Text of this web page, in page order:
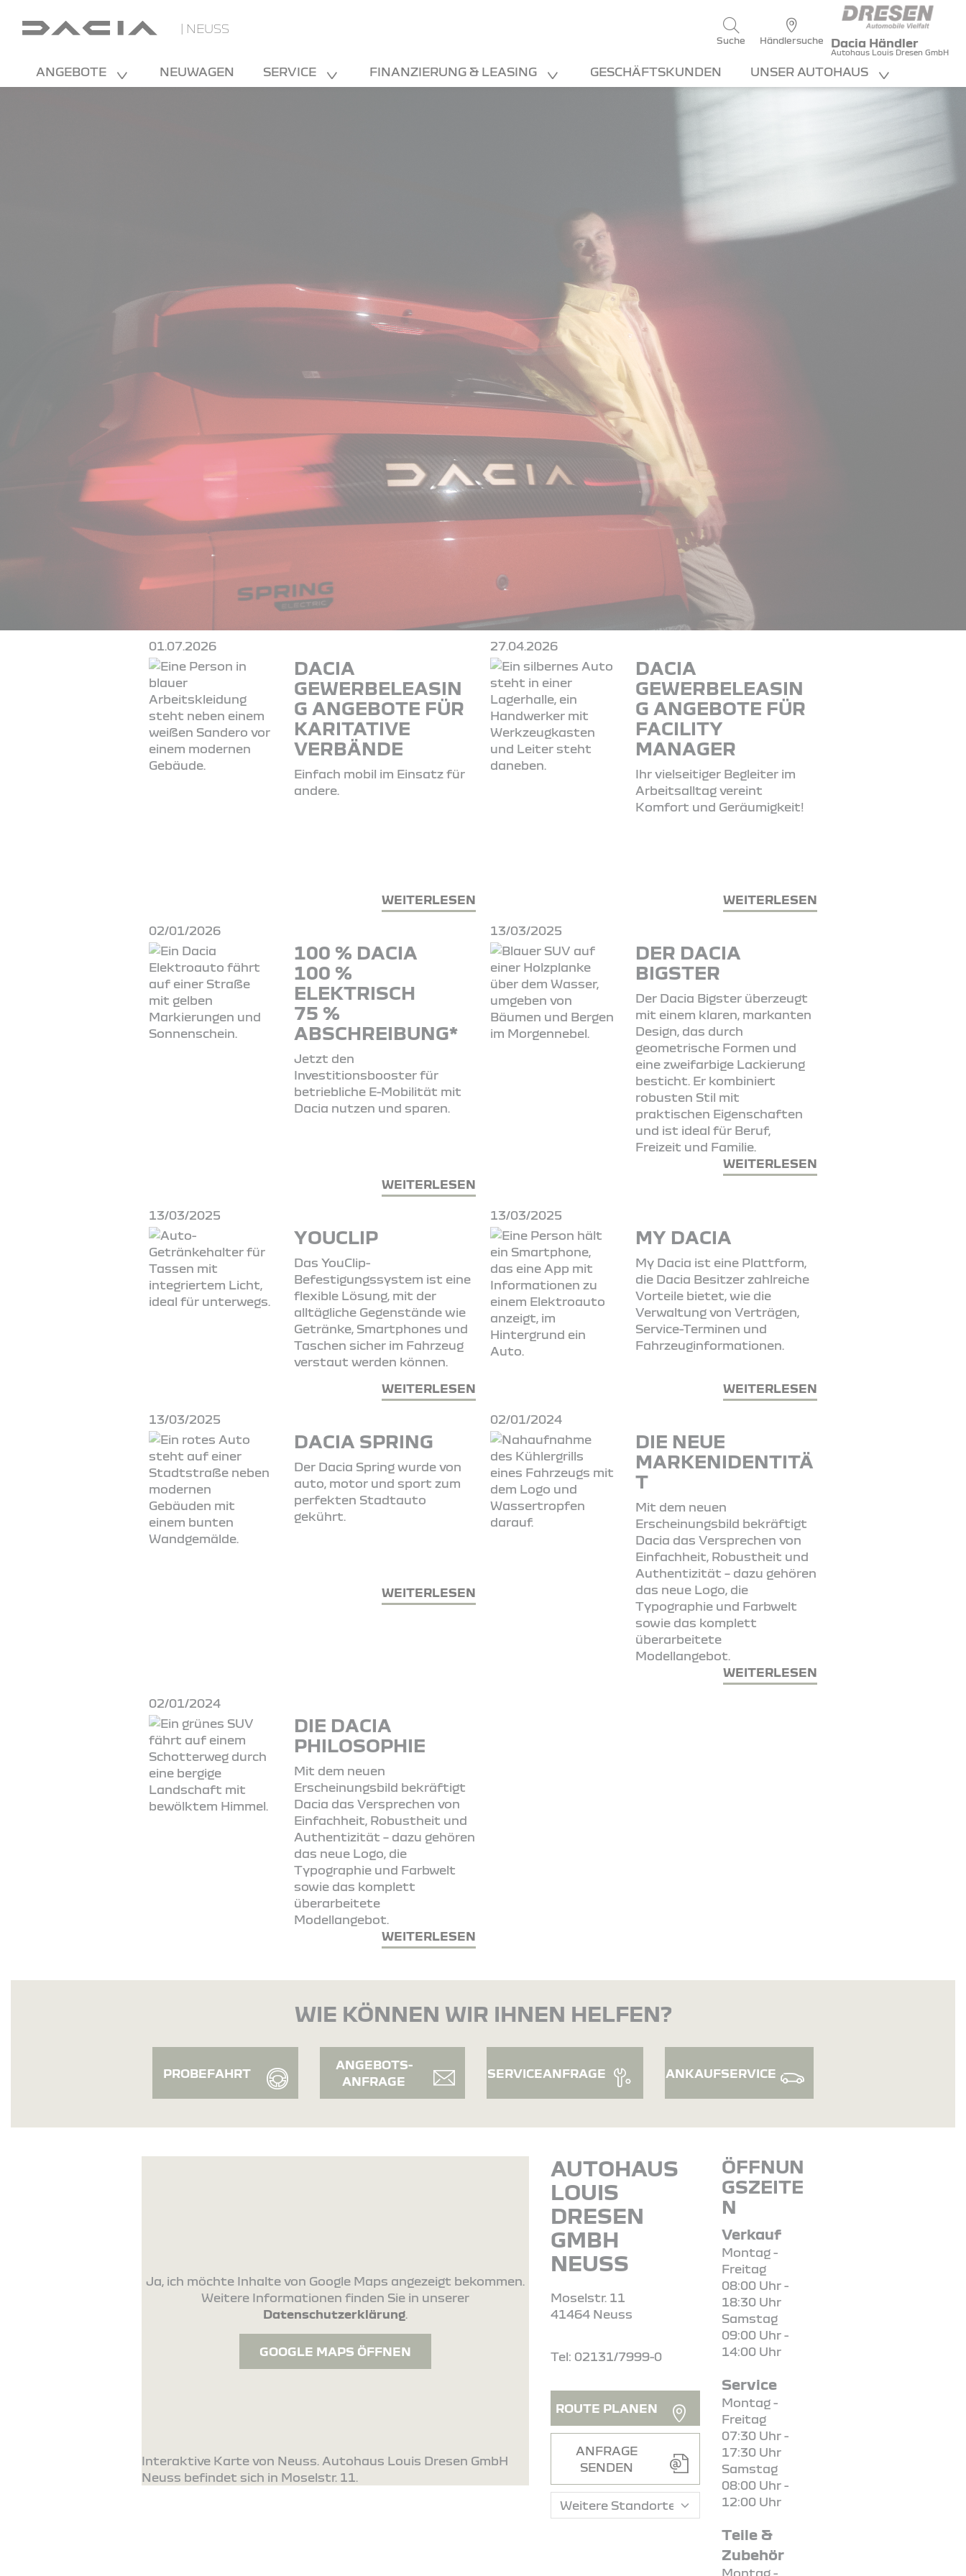
| NEUSS
Suche Händlersuche Dacia Händler
Autohaus Louis Dresen GmbH
ANGEBOTE NEUWAGEN SERVICE FINANZIERUNG & LEASING GESCHÄFTSKUNDEN UNSER AUTOHAUS
01.07.2026
DACIA
GEWERBELEASIN
G ANGEBOTE FÜR
KARITATIVE
VERBÄNDE
Einfach mobil im Einsatz für
andere.
WEITERLESEN
27.04.2026
DACIA
GEWERBELEASIN
G ANGEBOTE FÜR
FACILITY
MANAGER
Ihr vielseitiger Begleiter im
Arbeitsalltag vereint
Komfort und Geräumigkeit!
WEITERLESEN
02/01/2026
100 % DACIA
100 %
ELEKTRISCH
75 %
ABSCHREIBUNG*
Jetzt den
Investitionsbooster für
betriebliche E-Mobilität mit
Dacia nutzen und sparen.
WEITERLESEN
13/03/2025
DER DACIA
BIGSTER
Der Dacia Bigster überzeugt
mit einem klaren, markanten
Design, das durch
geometrische Formen und
eine zweifarbige Lackierung
besticht. Er kombiniert
robusten Stil mit
praktischen Eigenschaften
und ist ideal für Beruf,
Freizeit und Familie.
WEITERLESEN
13/03/2025
YOUCLIP
Das YouClip-
Befestigungssystem ist eine
flexible Lösung, mit der
alltägliche Gegenstände wie
Getränke, Smartphones und
Taschen sicher im Fahrzeug
verstaut werden können.
WEITERLESEN
13/03/2025
MY DACIA
My Dacia ist eine Plattform,
die Dacia Besitzer zahlreiche
Vorteile bietet, wie die
Verwaltung von Verträgen,
Service-Terminen und
Fahrzeuginformationen.
WEITERLESEN
13/03/2025
DACIA SPRING
Der Dacia Spring wurde von
auto, motor und sport zum
perfekten Stadtauto
gekührt.
WEITERLESEN
02/01/2024
DIE NEUE
MARKENIDENTITÄ
T
Mit dem neuen
Erscheinungsbild bekräftigt
Dacia das Versprechen von
Einfachheit, Robustheit und
Authentizität – dazu gehören
das neue Logo, die
Typographie und Farbwelt
sowie das komplett
überarbeitete
Modellangebot.
WEITERLESEN
02/01/2024
DIE DACIA
PHILOSOPHIE
Mit dem neuen
Erscheinungsbild bekräftigt
Dacia das Versprechen von
Einfachheit, Robustheit und
Authentizität – dazu gehören
das neue Logo, die
Typographie und Farbwelt
sowie das komplett
überarbeitete
Modellangebot.
WEITERLESEN
WIE KÖNNEN WIR IHNEN HELFEN?
PROBEFAHRT
ANGEBOTS-
ANFRAGE
SERVICEANFRAGE ANKAUFSERVICE
Ja, ich möchte Inhalte von Google Maps angezeigt bekommen.
Weitere Informationen finden Sie in unserer
Datenschutzerklärung.
GOOGLE MAPS ÖFFNEN
Interaktive Karte von Neuss. Autohaus Louis Dresen GmbH
Neuss befindet sich in Moselstr. 11.
AUTOHAUS
LOUIS
DRESEN
GMBH
NEUSS
Moselstr. 11
41464 Neuss
Tel: 02131/7999-0
ROUTE PLANEN
ANFRAGE
SENDEN
ÖFFNUN
GSZEITE
N
Verkauf
Montag -
Freitag
08:00 Uhr -
18:30 Uhr
Samstag
09:00 Uhr -
14:00 Uhr
Service
Montag -
Freitag
07:30 Uhr -
17:30 Uhr
Samstag
08:00 Uhr -
12:00 Uhr
Teile &
Zubehör
Montag -